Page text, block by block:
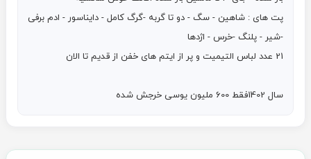
سال 1402فقط 600 ملیون یوسی خرجش شده